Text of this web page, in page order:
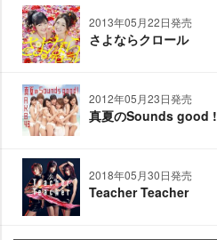
2013年05月22日発売
さよならクロール
2012年05月23日発売
真夏のSounds good !
2018年05月30日発売
Teacher Teacher